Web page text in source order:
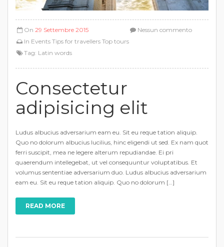
On 29 Settembre 2015
In Events Tips for travellers Top tours
Tag: Latin words
Nessun commento
Consectetur
adipisicing elit
Ludus albucius adversarium eam eu. Sit eu reque tation aliquip.
Quo no dolorum albucius lucilius, hinc eligendi ut sed. Ex nam quot
ferri suscipit, mea ne legere alterum repudiandae. Ei pri
quaerendum intellegebat, ut vel consequuntur voluptatibus. Et
volumus sententiae adversarium duo. Ludus albucius adversarium
eam eu. Sit eu reque tation aliquip. Quo no dolorum […]
READ MORE